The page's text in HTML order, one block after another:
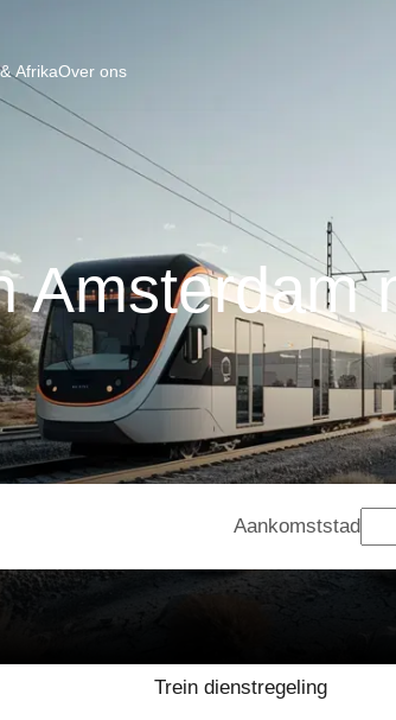
AfrikaOver ons
Amsterdam
Aankomststad
Trein dienstregeling